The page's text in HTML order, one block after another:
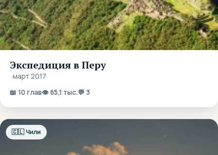
Экспедиция в Перу
· март 2017
📖 10 глав👁 65,1 тыс.💬 3
🇨🇱 Чили